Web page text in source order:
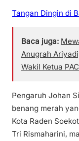
Tangan Dingin di
Baca juga:
Anugrah
Wakil Ketua
Pengaruh Johan
benang merah
Kota Raden
Tri Rismaharini,